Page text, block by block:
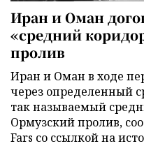
Иран и Оман
«средний
пролив
Иран и Оман в ходе
через определенный
так называемый
Ормузский пролив,
Fars со ссылкой на